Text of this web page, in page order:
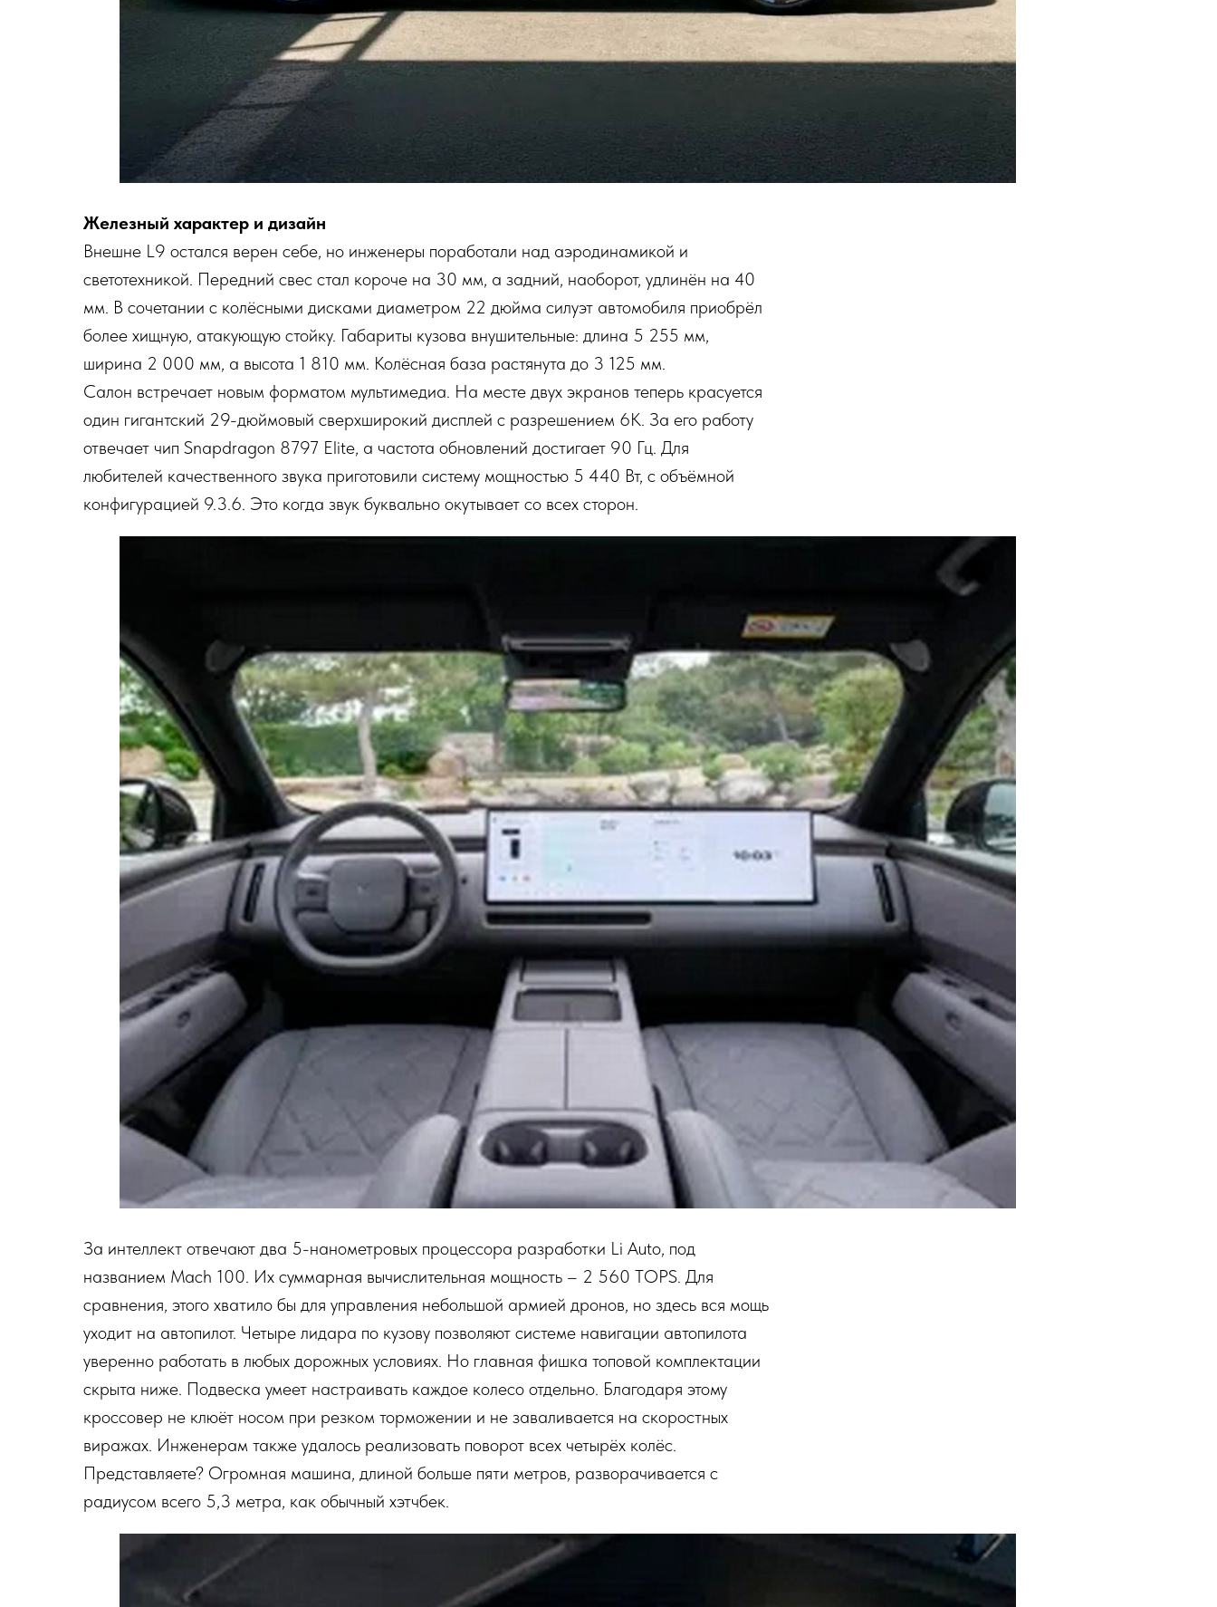
Железный характер и дизайн
Внешне L9 остался верен себе, но инженеры поработали над аэродинамикой и
светотехникой. Передний свес стал короче на 30 мм, а задний, наоборот, удлинён на 40
мм. В сочетании с колёсными дисками диаметром 22 дюйма силуэт автомобиля приобрёл
более хищную, атакующую стойку. Габариты кузова внушительные: длина 5 255 мм,
ширина 2 000 мм, а высота 1 810 мм. Колёсная база растянута до 3 125 мм.
Салон встречает новым форматом мультимедиа. На месте двух экранов теперь красуется
один гигантский 29-дюймовый сверхширокий дисплей с разрешением 6K. За его работу
отвечает чип Snapdragon 8797 Elite, а частота обновлений достигает 90 Гц. Для
любителей качественного звука приготовили систему мощностью 5 440 Вт, с объёмной
конфигурацией 9.3.6. Это когда звук буквально окутывает со всех сторон.
За интеллект отвечают два 5-нанометровых процессора разработки Li Auto, под
названием Mach 100. Их суммарная вычислительная мощность – 2 560 TOPS. Для
сравнения, этого хватило бы для управления небольшой армией дронов, но здесь вся мощь
уходит на автопилот. Четыре лидара по кузову позволяют системе навигации автопилота
уверенно работать в любых дорожных условиях. Но главная фишка топовой комплектации
скрыта ниже. Подвеска умеет настраивать каждое колесо отдельно. Благодаря этому
кроссовер не клюёт носом при резком торможении и не заваливается на скоростных
виражах. Инженерам также удалось реализовать поворот всех четырёх колёс.
Представляете? Огромная машина, длиной больше пяти метров, разворачивается с
радиусом всего 5,3 метра, как обычный хэтчбек.